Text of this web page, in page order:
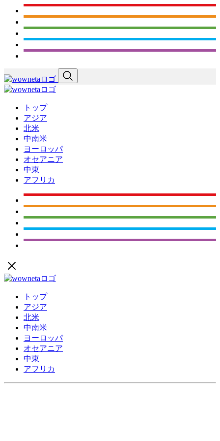
トップ
アジア
北米
中南米
ヨーロッパ
オセアニア
中東
アフリカ
トップ
アジア
北米
中南米
ヨーロッパ
オセアニア
中東
アフリカ